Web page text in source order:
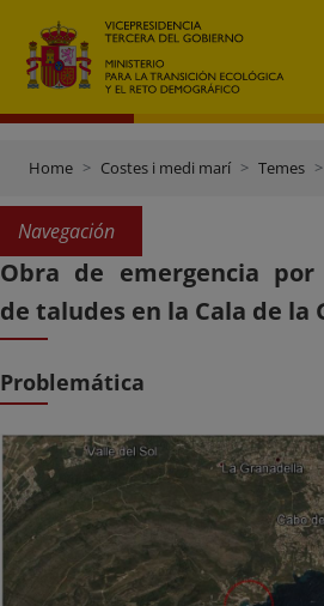
Home Costes i medi marí Temes
Navegación
Obra de emergencia
de taludes en la Cala de la
Problemática